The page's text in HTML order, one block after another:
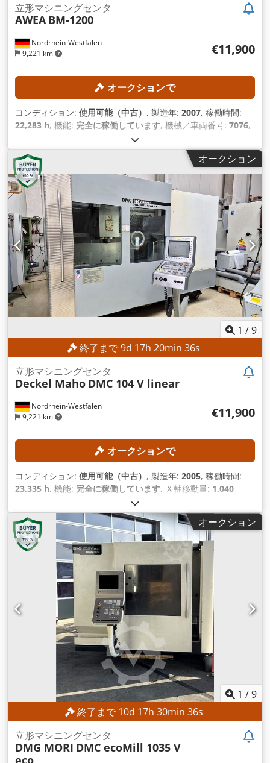
Nordrhein-Westfalen
9,221 km
立形マシニングセンタ
AWEA BM-1200
€11,900
オークションで
コンディション: 使用可能（中古） , 製造年: 2007, 稼働時間:
22,283 h, 機能: 完全に稼働しています, 機械／車両番号: 7076,
, Y軸移動距離:
600 mm, コントローラモデル:Heidenhain iTNC 530, 主軸回
転速度（最大）:
オークション
1 /9
終了まで9d 17h 20min 34s
Nordrhein-Westfalen
9,221 km
立形マシニングセンタ
Deckel Maho DMC 104 V linear
€11,900
オークションで
コンディション: 使用可能（中古） , 製造年: 2005, 稼働時間:
23,335 h, 機能: 完全に稼働しています, Ｘ軸移動量: 1,040
, Z軸移動距離:
ーラモデル:Heidenhain iTNC 530, 主軸回転速度（最大）:
8,000 回転/分, オークション
1 /9
終了まで10d 17h 30min 34s
立形マシニングセンタ
DMG MORI DMC ecoMill 1035 V
eco